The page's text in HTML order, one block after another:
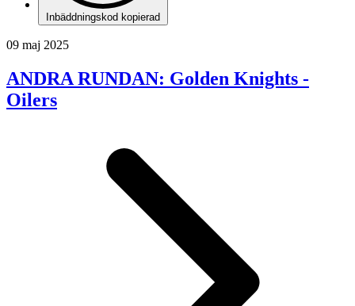
Inbäddningskod kopierad
09 maj 2025
ANDRA RUNDAN: Golden Knights -
Oilers